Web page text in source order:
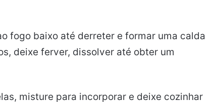
fogo baixo até derreter e formar uma calda
deixe ferver, dissolver até obter um
misture para incorporar e deixe cozinhar